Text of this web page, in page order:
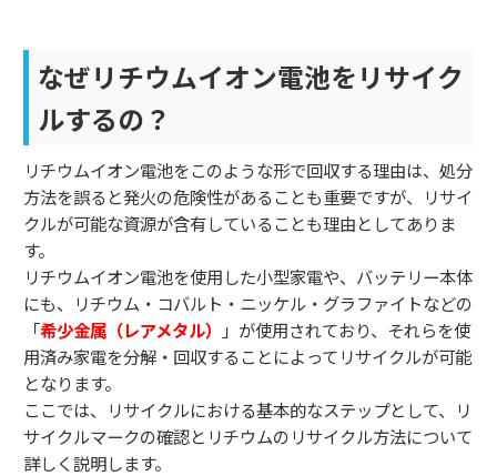
なぜリチウムイオン電池をリサイク
ルするの？
リチウムイオン電池をこのような形で回収する理由は、処分
方法を誤ると発火の危険性があることも重要ですが、リサイ
クルが可能な資源が含有していることも理由としてありま
す。
リチウムイオン電池を使用した小型家電や、バッテリー本体
にも、リチウム・コバルト・ニッケル・グラファイトなどの
「希少金属（レアメタル）
」が使用されており、それらを使
用済み家電を分解・回収することによってリサイクルが可能
となります。
ここでは、リサイクルにおける基本的なステップとして、リ
サイクルマークの確認とリチウムのリサイクル方法について
詳しく説明します。